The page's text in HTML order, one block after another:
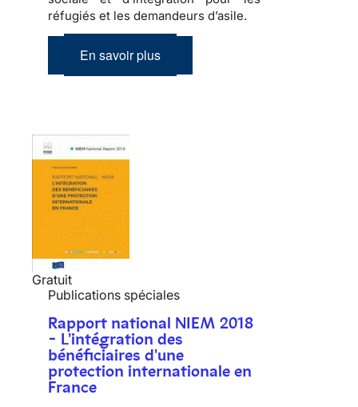
réfugiés et les demandeurs d’asile.
En savoir plus
Gratuit
Publications spéciales
Rapport national NIEM 2018
- L'intégration des
bénéficiaires d'une
protection internationale en
France